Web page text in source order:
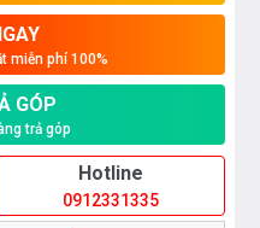
miễn phí 100%
GÓP
trả góp
Hotline
0912331335